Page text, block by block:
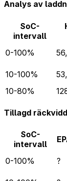
Analys av
SoC-
intervall
0-100%
10-100%
10-80%
Tillagd
SoC-
intervall
0-100% ?